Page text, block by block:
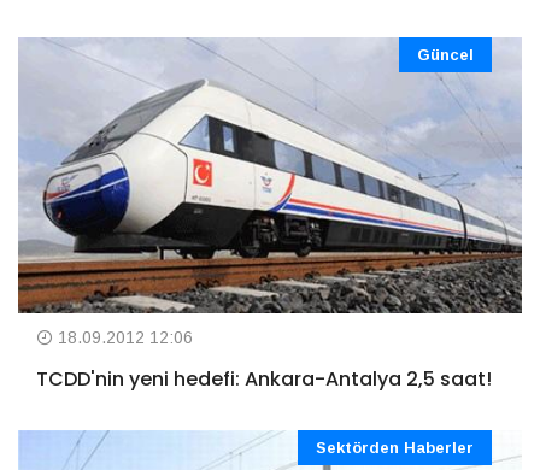
Güncel
18.09.2012 12:06
TCDD'nin yeni hedefi: Ankara-Antalya 2,5 saat!
Sektörden Haberler